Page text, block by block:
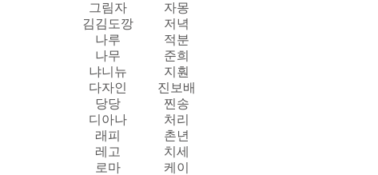
그림자
자몽
김김도깡
저녁
나루
적분
나무
준희
냐니뉴
지훤
다자인
진보배
당당
찐송
디아나
처리
래피
촌년
레고
치세
로마
케이